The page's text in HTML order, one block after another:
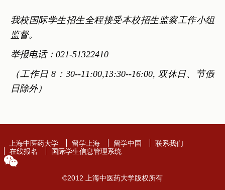
我校国际学生招生全程接受本校招生监察工作小组
监督。
举报电话：021-51322410
（工作日 8：30--11:00,13:30--16:00, 双休日、节假
日除外）
上海中医药大学 留学上海 留学中国
联系我们
在线报名
国际学生信息管理系统
©2012 上海中医药大学版权所有